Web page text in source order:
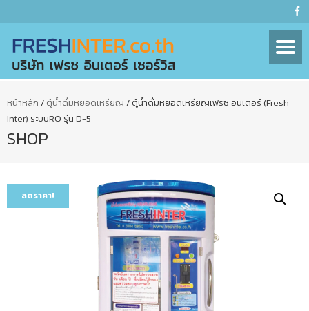
หน้าหลัก / ตู้น้ำดื่มหยอดเหรียญ / ตู้น้ำดื่มหยอดเหรียญเฟรช อินเตอร์ (Fresh
Inter) ระบบRO รุ่น D-5
SHOP
ลดราคา!